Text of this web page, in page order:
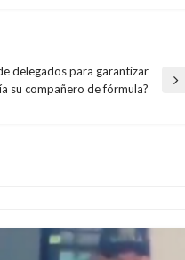
delegados para garantizar
su compañero de fórmula?